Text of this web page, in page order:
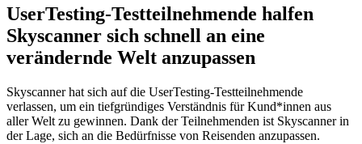
UserTesting-Testteilnehmende halfen
Skyscanner sich schnell an eine
verändernde Welt anzupassen
Skyscanner hat sich auf die UserTesting-Testteilnehmende
verlassen, um ein tiefgründiges Verständnis für Kund*innen aus
aller Welt zu gewinnen. Dank der Teilnehmenden ist Skyscanner in
der Lage, sich an die Bedürfnisse von Reisenden anzupassen.